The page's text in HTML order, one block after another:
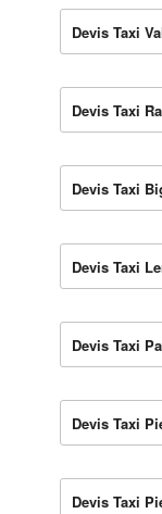
Devis Taxi
Devis Taxi
Devis Taxi
Devis Taxi
Devis Taxi
Devis Taxi
Devis Taxi